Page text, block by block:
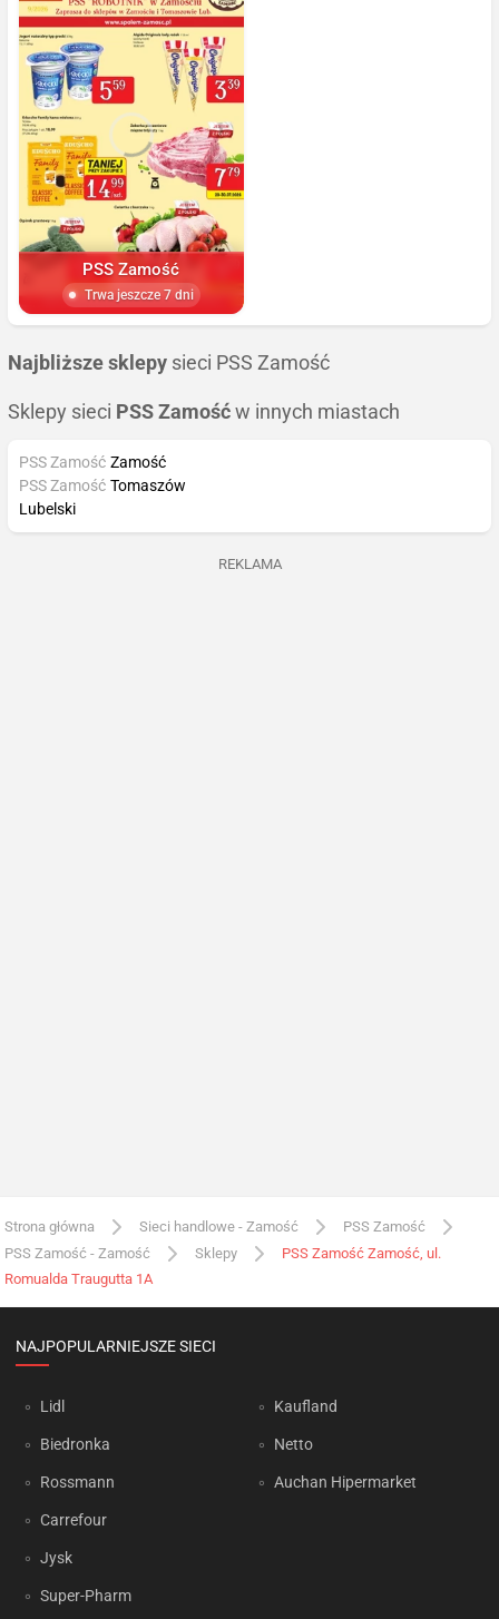
PSS Zamość
Trwa jeszcze 7 dni
Najbliższe sklepy sieci PSS Zamość
Sklepy sieci PSS Zamość w innych miastach
PSS Zamość Zamość
PSS Zamość Tomaszów
Lubelski
REKLAMA
Strona główna Sieci handlowe - Zamość
PSS Zamość
PSS Zamość - Zamość
Sklepy
PSS Zamość Zamość, ul.
Romualda Traugutta 1A
NAJPOPULARNIEJSZE SIECI
Lidl
Biedronka
Rossmann
Carrefour
Jysk
Super-Pharm
Kaufland
Netto
Auchan Hipermarket